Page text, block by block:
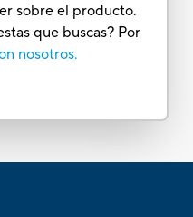
sobre el producto.
que buscas? Por
nosotros.